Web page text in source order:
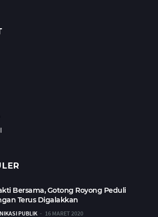
Bersama, Gotong Royong Peduli
Terus Digalakkan
PUBLIK 16 MARET 2020